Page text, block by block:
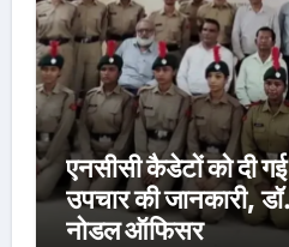
एनसीसी कैडेटों को दी
उपचार की जानकारी,
नोडल ऑफिसर